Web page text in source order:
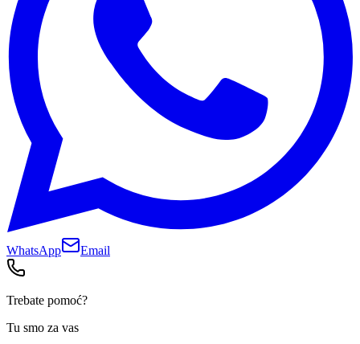
WhatsApp Email
Trebate pomoć?
Tu smo za vas